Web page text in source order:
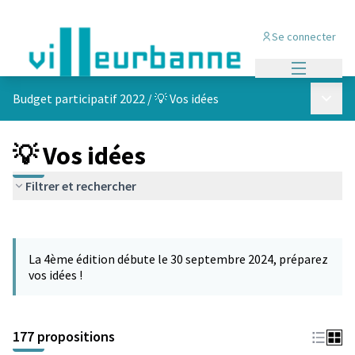
Se connecter
Budget participatif 2022 /💡 Vos idées
💡 Vos idées
Filtrer et rechercher
−
La 4ème édition débute le 30 septembre 2024, préparez
vos idées !
177 propositions